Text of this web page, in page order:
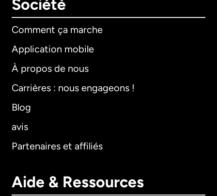
Société
Comment ça marche
Application mobile
À propos de nous
Carrières : nous engageons !
Blog
avis
Partenaires et affiliés
Aide & Ressources